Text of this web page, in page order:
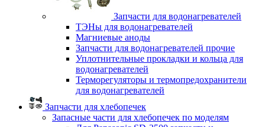
Запчасти для водонагревателей
ТЭНы для водонагревателей
Магниевые аноды
Запчасти для водонагревателей прочие
Уплотнительные прокладки и кольца для
водонагревателей
Терморегуляторы и термопредохранители
для водонагревателей
Запчасти для хлебопечек
Запасные части для хлебопечек по моделям